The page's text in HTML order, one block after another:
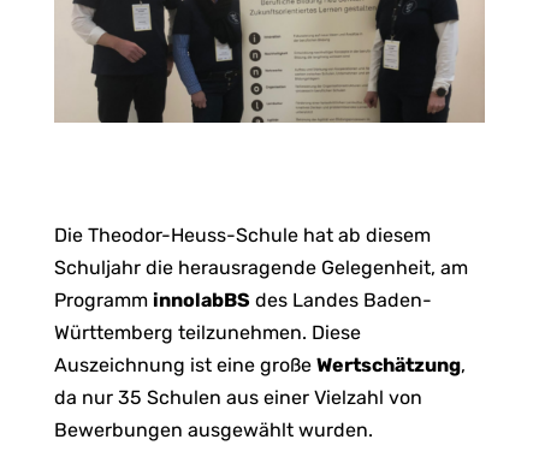
Die Theodor-Heuss-Schule hat ab diesem
Schuljahr die herausragende Gelegenheit, am
Programm innolabBS des Landes Baden-
Württemberg teilzunehmen. Diese
Auszeichnung ist eine große Wertschätzung,
da nur 35 Schulen aus einer Vielzahl von
Bewerbungen ausgewählt wurden.